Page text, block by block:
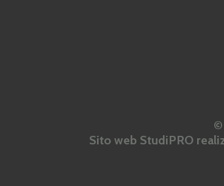
©
Sito web StudiPRO